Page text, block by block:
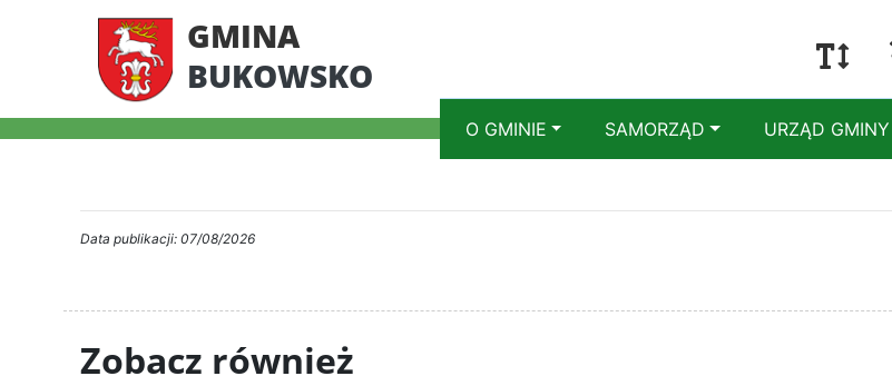
GMINA
BUKOWSKO
O GMINIE SAMORZĄD URZĄD GMINY
Data publikacji: 07/08/2026
Zobacz również